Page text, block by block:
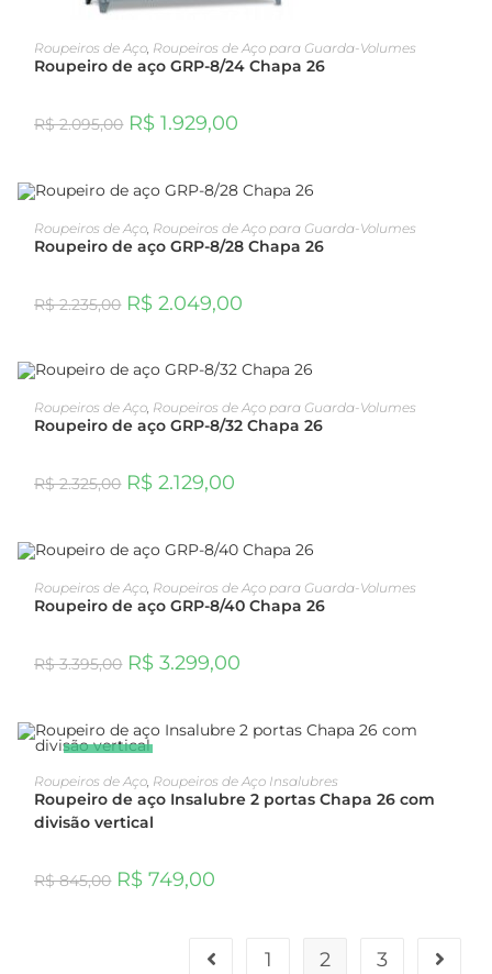
ADICIONAR AO CARRINHO
Roupeiros de Aço Roupeiros de Aço para Guarda-Volumes
Roupeiro de aço GRP-8/24 Chapa 26
R$2.095,00 R$ 1.929,00
ADICIONAR AO CARRINHO
Roupeiros de Aço Roupeiros de Aço para Guarda-Volumes
Roupeiro de aço GRP-8/28 Chapa 26
R$2.235,00 R$ 2.049,00
OFERTA! ADICIONAR AO CARRINHO
Roupeiros de Aço, Roupeiros de Aço para Guarda-Volumes
Roupeiro de aço GRP-8/32 Chapa 26
R$2.325,00 R$ 2.129,00
ADICIONAR AO CARRINHO
Roupeiros de Aço, Roupeiros de Aço para Guarda-Volumes
Roupeiro de aço GRP-8/40 Chapa 26
R$3.395,00 R$ 3.299,00
OFERTA!
ADICIONAR AO CARRINHO
Roupeiros de Aço Roupeiros de Aço Insalubres
Roupeiro de aço Insalubre 2 portas Chapa 26 com
divisão vertical
R$845,00 R$ 749,00
1 2 3